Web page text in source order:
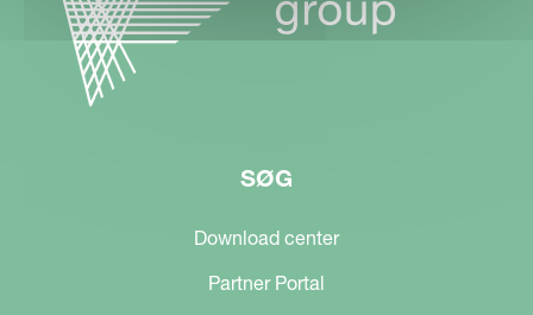
SØG
Download center
Partner Portal